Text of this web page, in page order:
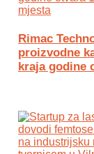
Rimac
proizvodne
kraja godine